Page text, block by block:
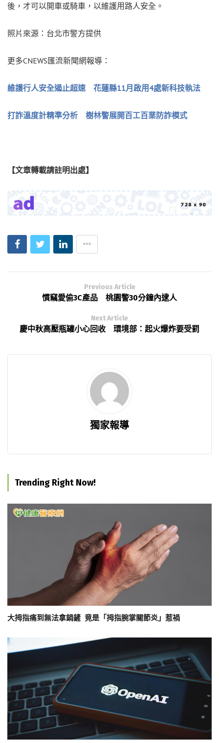
後，才可以開車或騎車，以維護用路人安全。
照片來源：台北市警方提供
更多CNEWS匯流新聞網報導：
維護行人安全遏止超速 花蓮縣11月啟用4處新科技執法
打詐溫度計精準分析 樹林警展開百工百業防詐模式
【文章轉載請註明出處】
Previous Article
慣竊愛偷3C產品 桃園警30分鐘內逮人
Next Article
慶中秋高壓瓶罐小心回收 環境部：起火爆炸要受罰
獨家報導
Trending Right Now!
大拇指痛到無法拿鍋鏟 竟是「拇指腕掌關節炎」惹禍